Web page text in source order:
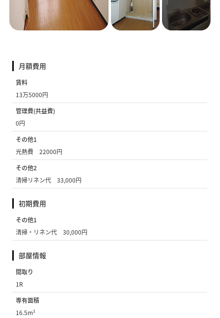
月額費用
賃料
13万5000円
管理費(共益費)
0円
その他1
光熱費 22000円
その他2
清掃リネン代 33,000円
初期費用
その他1
清掃・リネン代 30,000円
部屋情報
間取り
1R
専有面積
16.5m²